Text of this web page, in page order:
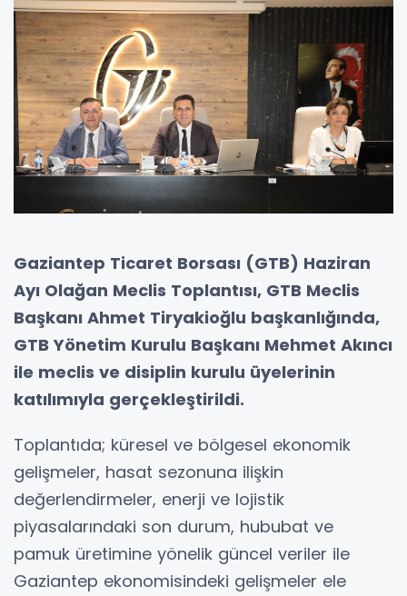
Gaziantep Ticaret Borsası (GTB) Haziran
Ayı Olağan Meclis Toplantısı, GTB Meclis
Başkanı Ahmet Tiryakioğlu başkanlığında,
GTB Yönetim Kurulu Başkanı Mehmet Akıncı
ile meclis ve disiplin kurulu üyelerinin
katılımıyla gerçekleştirildi.
Toplantıda; küresel ve bölgesel ekonomik
gelişmeler, hasat sezonuna ilişkin
değerlendirmeler, enerji ve lojistik
piyasalarındaki son durum, hububat ve
pamuk üretimine yönelik güncel veriler ile
Gaziantep ekonomisindeki gelişmeler ele